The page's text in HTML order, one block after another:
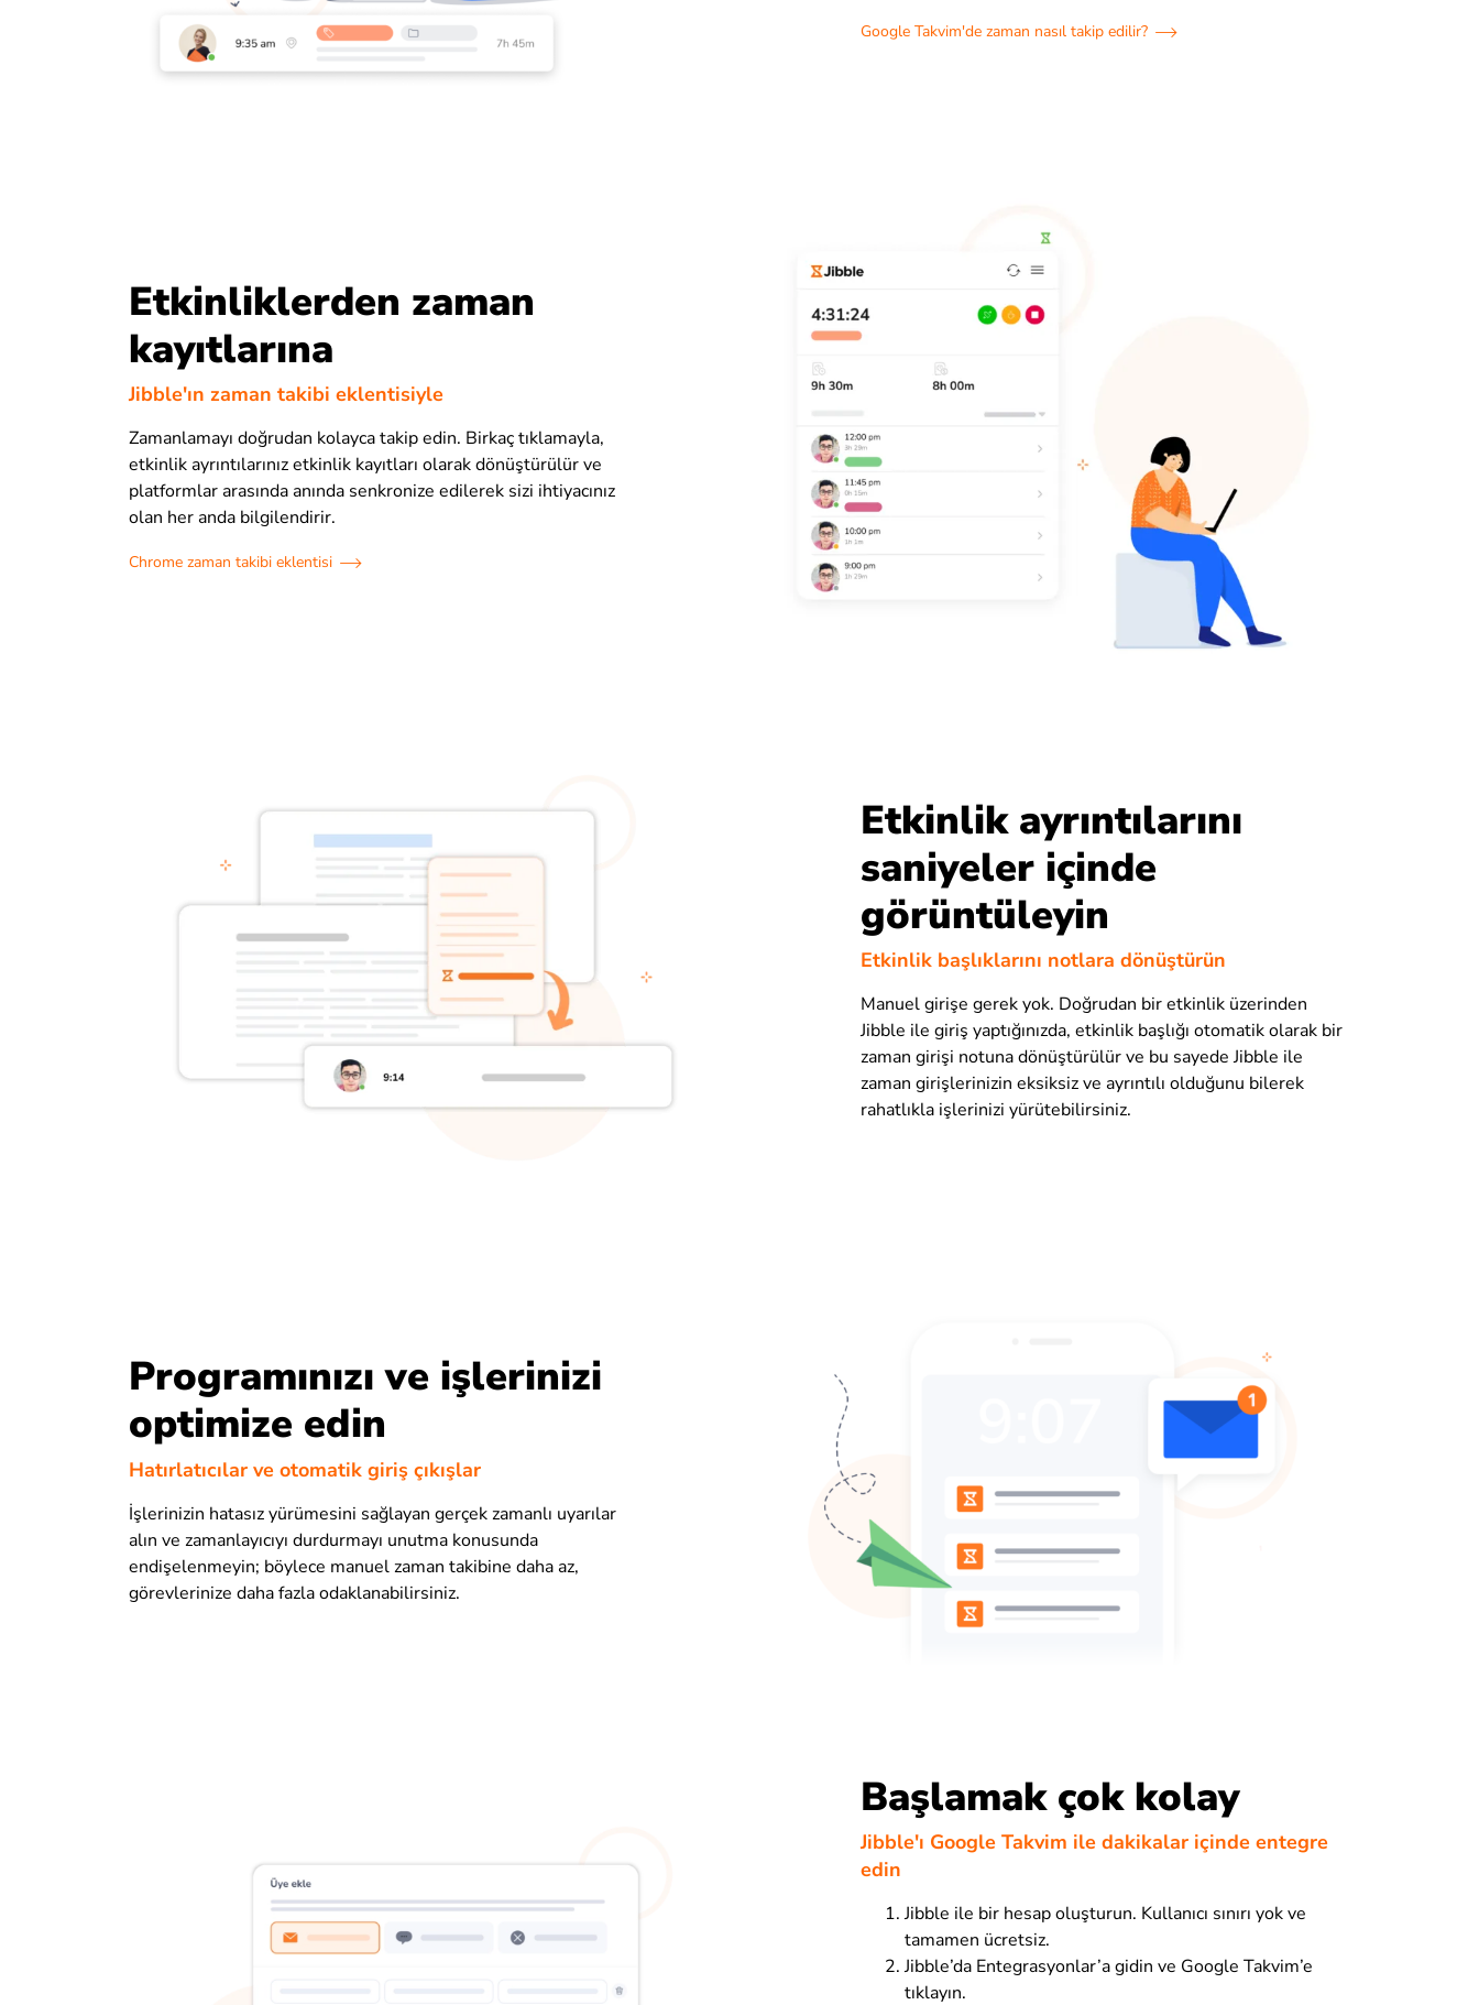
Google Takvim'de zaman nasıl takip edilir?
Etkinliklerden zaman
kayıtlarına
Jibble'ın zaman takibi eklentisiyle
Zamanlamayı doğrudan kolayca takip edin. Birkaç tıklamayla,
etkinlik ayrıntılarınız etkinlik kayıtları olarak dönüştürülür ve
platformlar arasında anında senkronize edilerek sizi ihtiyacınız
olan her anda bilgilendirir.
Chrome zaman takibi eklentisi
Etkinlik ayrıntılarını
saniyeler içinde
görüntüleyin
Etkinlik başlıklarını notlara dönüştürün
Manuel girişe gerek yok. Doğrudan bir etkinlik üzerinden
Jibble ile giriş yaptığınızda, etkinlik başlığı otomatik olarak bir
zaman girişi notuna dönüştürülür ve bu sayede Jibble ile
zaman girişlerinizin eksiksiz ve ayrıntılı olduğunu bilerek
rahatlıkla işlerinizi yürütebilirsiniz.
Programınızı ve işlerinizi
optimize edin
Hatırlatıcılar ve otomatik giriş çıkışlar
İşlerinizin hatasız yürümesini sağlayan gerçek zamanlı uyarılar
alın ve zamanlayıcıyı durdurmayı unutma konusunda
endişelenmeyin; böylece manuel zaman takibine daha az,
görevlerinize daha fazla odaklanabilirsiniz.
Başlamak çok kolay
Jibble'ı Google Takvim ile dakikalar içinde entegre
edin
Jibble ile bir hesap oluşturun. Kullanıcı sınırı yok ve
tamamen ücretsiz.
Jibble’da Entegrasyonlar’a gidin ve Google Takvim’e
tıklayın.